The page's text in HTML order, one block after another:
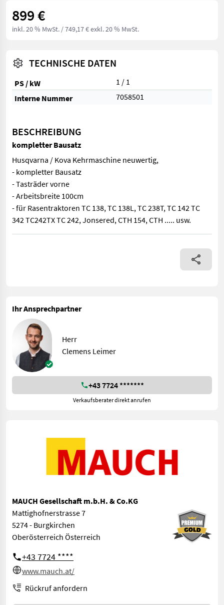
899 €
inkl. 20 % MwSt. / 749,17 € exkl. 20 % MwSt.
TECHNISCHE DATEN
PS / kW
1 / 1
Interne Nummer
7058501
BESCHREIBUNG
kompletter Bausatz
Husqvarna / Kova Kehrmaschine neuwertig,
- kompletter Bausatz
- Tasträder vorne
- Arbeitsbreite 100cm
- für Rasentraktoren TC 138, TC 138L, TC 238T, TC 142 TC
342 TC242TX TC 242, Jonsered, CTH 154, CTH ..... usw.
Husqvarna / Kova Kehrmaschine neuwertig, - kompletter
Ihr Ansprechpartner
Herr
Clemens Leimer
+43 7724 *******
Verkaufsberater direkt anrufen
MAUCH Gesellschaft m.b.H. & Co.KG
Mattighofnerstrasse 7
5274 - Burgkirchen
Oberösterreich Österreich
+43 7724 ****
www.mauch.at/
Rückruf anfordern